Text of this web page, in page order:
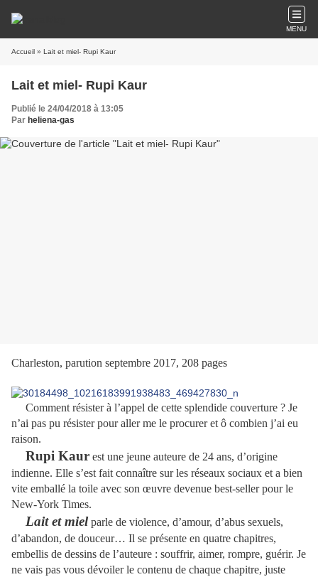
MENU
Accueil » Lait et miel- Rupi Kaur
Lait et miel- Rupi Kaur
Publié le 24/04/2018 à 13:05
Par heliena-gas
Charleston, parution septembre 2017, 208 pages
Comment résister à l’appel de cette splendide couverture ? Je
n’ai pas pu résister pour aller me le procurer et ô combien j’ai eu
raison.
Rupi Kaur est une jeune auteure de 24 ans, d’origine
indienne. Elle s’est fait connaître sur les réseaux sociaux et a bien
vite emballé la toile avec son œuvre devenue best-seller pour le
New-York Times.
Lait et miel parle de violence, d’amour, d’abus sexuels,
d’abandon, de douceur… Il se présente en quatre chapitres,
embellis de dessins de l’auteure : souffrir, aimer, rompre, guérir. Je
ne vais pas vous dévoiler le contenu de chaque chapitre, juste